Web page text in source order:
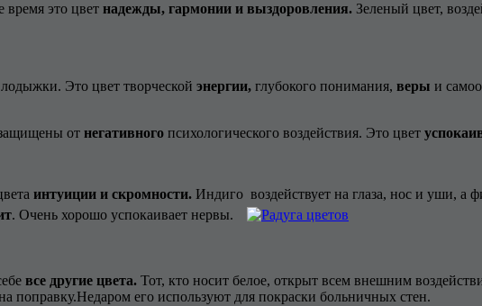
время это цвет надежды, гармонии и выздоровления. Зеленый цвет,
Это цвет творческой энергии, глубокого понимания, веры и
от негативного психологического воздействия. Это цвет
интуиции и скромности. Индиго воздействует на глаза, нос и уши, а
. Очень хорошо успокаивает нервы.
все другие цвета. Тот, кто носит белое, открыт всем внешним
поправку.Недаром его используют для покраски больничных стен.